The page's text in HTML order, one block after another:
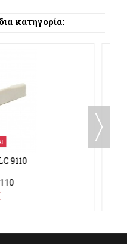
κατηγορία:
900 W TOP NUTS
BOS-900WTOP